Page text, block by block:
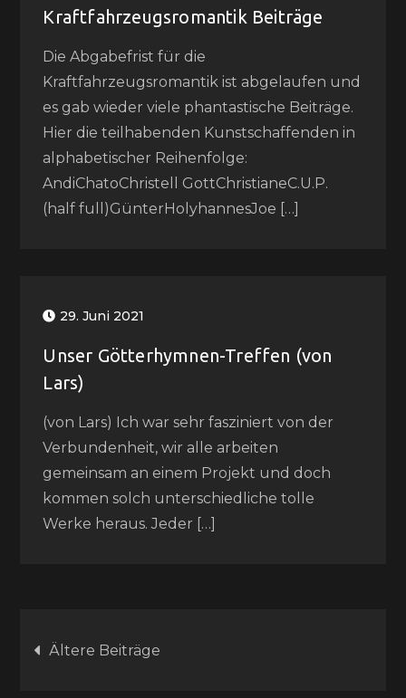
Kraftfahrzeugsromantik Beiträge
Die Abgabefrist für die
Kraftfahrzeugsromantik ist abgelaufen und
es gab wieder viele phantastische Beiträge.
Hier die teilhabenden Kunstschaffenden in
alphabetischer Reihenfolge:
AndiChatoChristell GottChristianeC.U.P.
(half full)GünterHolyhannesJoe […]
29. Juni 2021
Unser Götterhymnen-Treffen (von
Lars)
(von Lars) Ich war sehr fasziniert von der
Verbundenheit, wir alle arbeiten
gemeinsam an einem Projekt und doch
kommen solch unterschiedliche tolle
Werke heraus. Jeder […]
Beitragsnavigation
Ältere Beiträge